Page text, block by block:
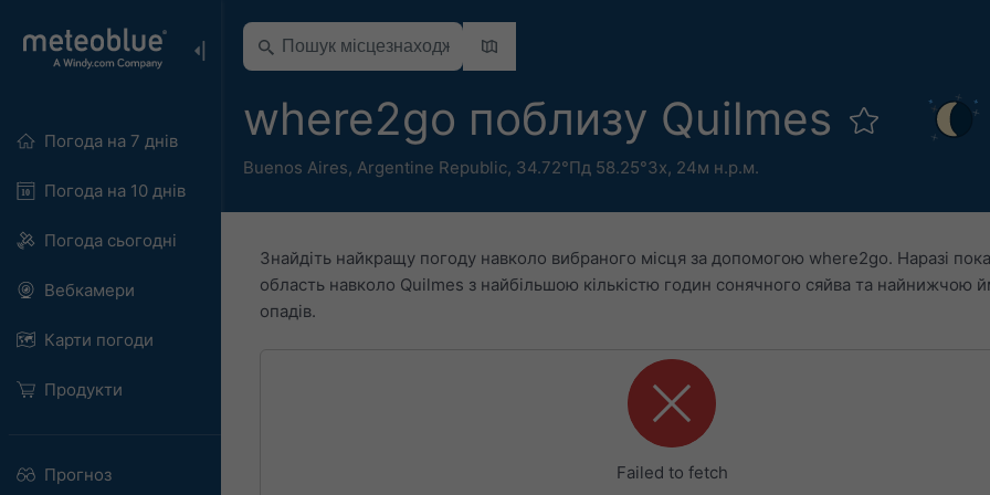
Погода на 7 днів
Погода на 10 днів
Погода сьогодні
Вебкамери
Карти погоди
Продукти
Прогноз
where2go поблизу Quilmes
Buenos Aires, Argentine Republic, 34.72°Пд 58.25°Зх, 24м н.р.м.
Знайдіть найкращу погоду навколо вибраного місця за допомогою where2go. Наразі
область навколо Quilmes з найбільшою кількістю годин сонячного сяйва та найнижчою
опадів.
Failed to fetch